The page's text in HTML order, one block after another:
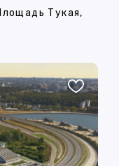
Тукая,